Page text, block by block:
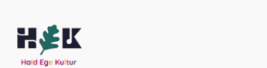
indhold